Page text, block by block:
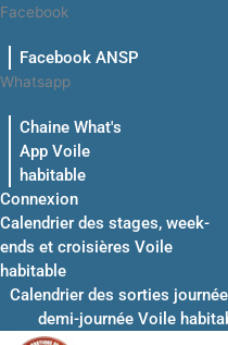
Aller
contenu
Facebook
Facebook ANSP
Whatsapp
Chaine What's
App Voile
habitable
Connexion
Calendrier des stages, week-
ends et croisières Voile
habitable
Calendrier des sorties
demi-journée Voile